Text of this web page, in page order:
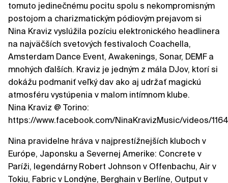
tomuto jedinečnému pocitu spolu s nekompromisným
postojom a charizmatickým pódiovým prejavom si
Nina Kraviz vyslúžila pozíciu elektronického headlinera
na najväčších svetových festivaloch Coachella,
Amsterdam Dance Event, Awakenings, Sonar, DEMF a
mnohých ďalších. Kraviz je jedným z mála DJov, ktorí si
dokážu podmaniť veľký dav ako aj udržať magickú
atmosféru vystúpenia v malom intímnom klube.
Nina Kraviz @ Torino:
https://www.facebook.com/NinaKravizMusic/videos/
Nina pravidelne hráva v najprestížnejších kluboch v
Európe, Japonsku a Severnej Amerike: Concrete v
Paríži, legendárny Robert Johnson v Offenbachu, Air v
Tokiu, Fabric v Londýne, Berghain v Berlíne, Output v